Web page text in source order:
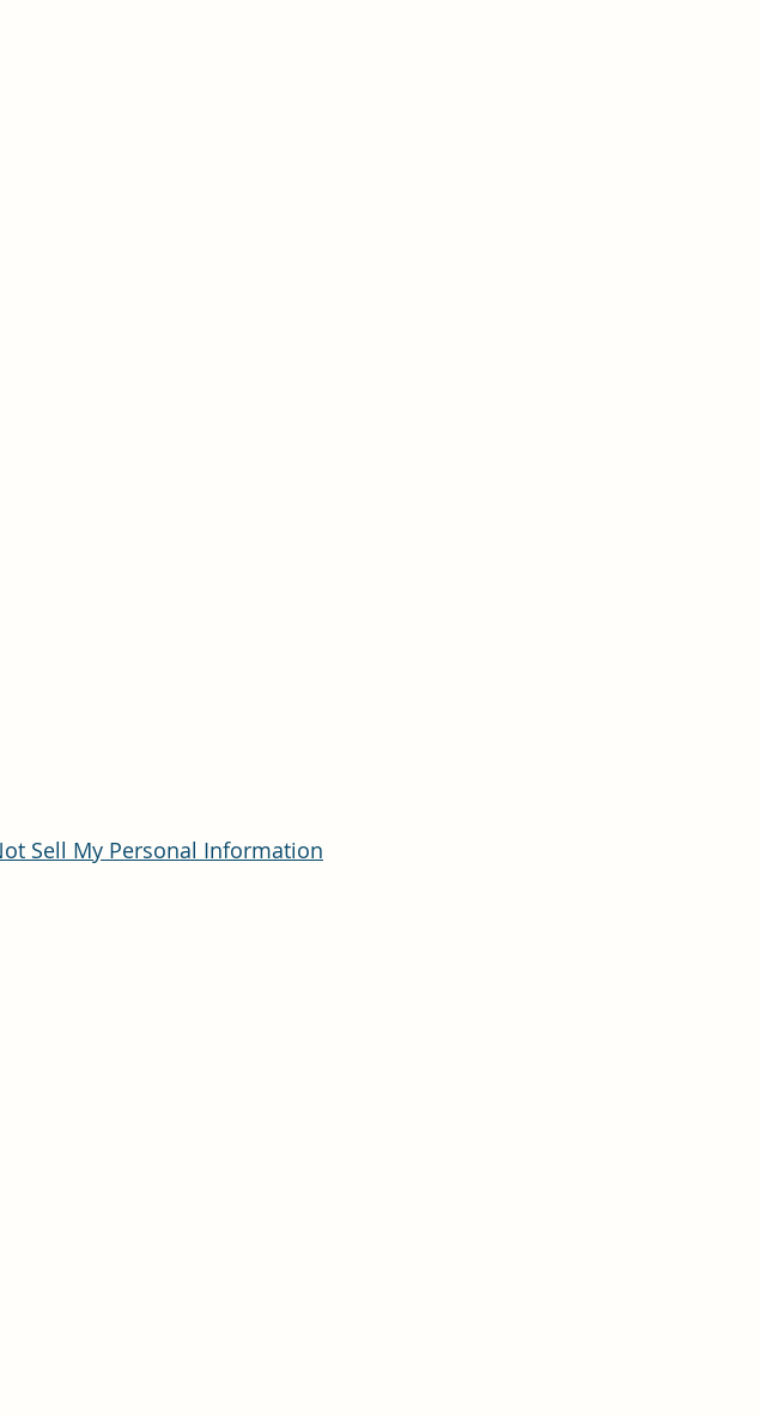
Sell My Personal Information